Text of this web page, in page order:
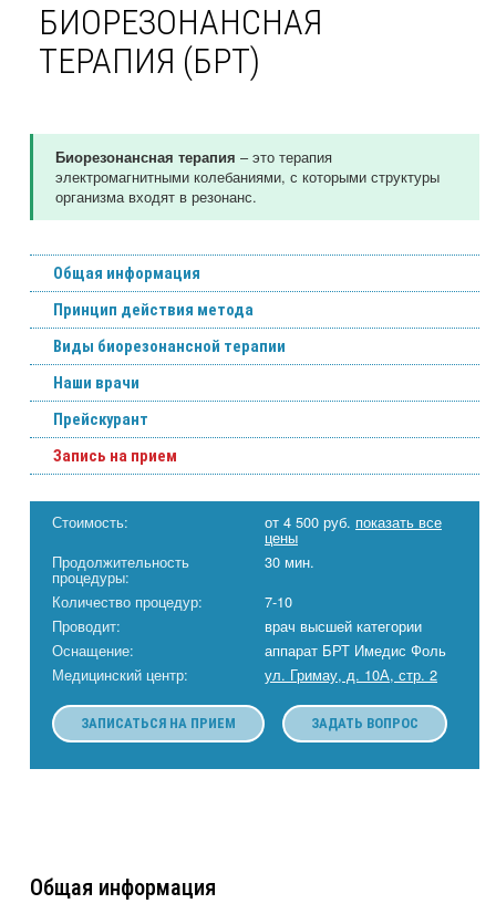
БИОРЕЗОНАНСНАЯ
ТЕРАПИЯ (БРТ)
Биорезонансная терапия – это терапия
электромагнитными колебаниями, с которыми структуры
организма входят в резонанс.
Общая информация
Принцип действия метода
Виды биорезонансной терапии
Наши врачи
Прейскурант
Запись на прием
Стоимость: от 4 500 руб. показать все
цены
Продолжительность
процедуры:
30 мин.
Количество процедур:
7-10
Проводит:
врач высшей категории
Оснащение:
аппарат БРТ Имедис Фоль
Медицинский центр:
ул. Гримау, д. 10А, стр. 2
ЗАПИСАТЬСЯ НА ПРИЕМ ЗАДАТЬ ВОПРОС
Общая информация